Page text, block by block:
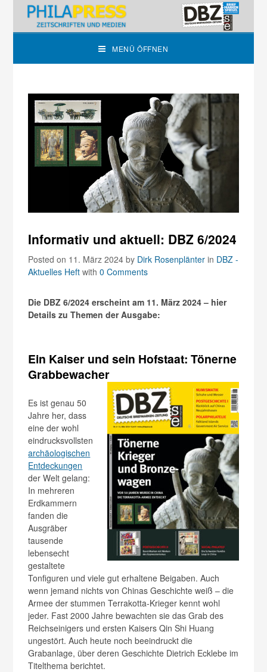
MENÜ ÖFFNEN
Informativ und aktuell: DBZ 6/2024
Posted on 11. März 2024by Dirk Rosenplänter in DBZ -
Aktuelles Heft with0 Comments
Die DBZ 6/2024 erscheint am 11. März 2024 – hier
Details zu Themen der Ausgabe:
Ein Kaiser und sein Hofstaat: Tönerne
Grabbewacher
Es ist genau 50
Jahre her, dass
eine der wohl
eindrucksvollsten
archäologischen
Entdeckungen
der Welt gelang:
In mehreren
Erdkammern
fanden die
Ausgräber
tausende
lebensecht
gestaltete
Tonfiguren und viele gut erhaltene Beigaben. Auch
wenn jemand nichts von Chinas Geschichte weiß – die
Armee der stummen Terrakotta-Krieger kennt wohl
jeder. Fast 2000 Jahre bewachten sie das Grab des
Reichseinigers und ersten Kaisers Qin Shi Huang
ungestört. Auch heute noch beeindruckt die
Grabanlage, über deren Geschichte Dietrich Ecklebe im
Titelthema berichtet.